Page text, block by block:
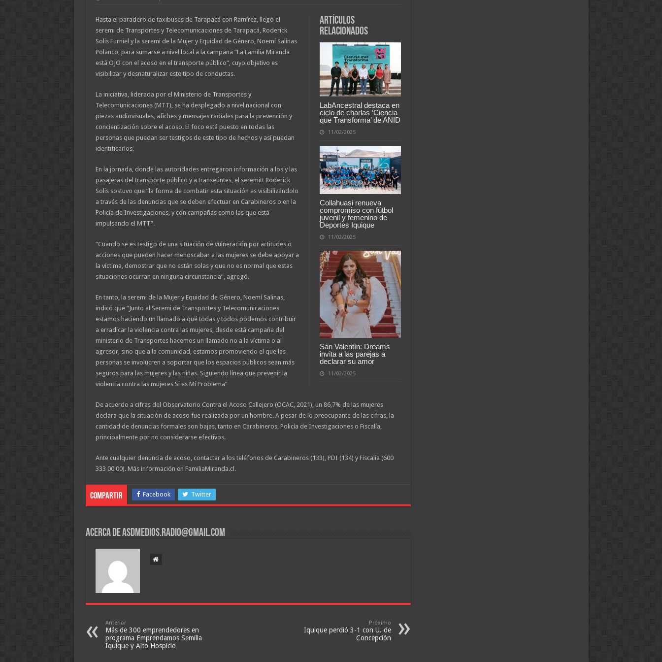
Artículos
relacionados
LabAncestral destaca en
ciclo de charlas ‘Ciencia
que Transforma’ de ANID
11/02/2025
Collahuasi renueva
compromiso con fútbol
juvenil y femenino de
Deportes Iquique
11/02/2025
San Valentín: Dreams
invita a las parejas a
declarar su amor
11/02/2025
Hasta el paradero de taxibuses de Tarapacá con Ramírez, llegó el
seremi de Transportes y Telecomunicaciones de Tarapacá, Roderick
Solís Furniel y la seremi de la Mujer y Equidad de Género, Noemí Salinas
Polanco, para sumarse a nivel local a la campaña “La Familia Miranda
está OJO con el acoso en el transporte público”, cuyo objetivo es
visibilizar y desnaturalizar este tipo de conductas.
La iniciativa, liderada por el Ministerio de Transportes y
Telecomunicaciones (MTT), se ha desplegado a nivel nacional con
piezas audiovisuales, afiches y mensajes radiales para la prevención y
concientización sobre el acoso. El foco está puesto en todas las
personas que puedan ser testigos de este tipo de hechos y así puedan
identificarlos.
En la jornada, donde las autoridades entregaron información a los y las
pasajeras del transporte público y a transeúntes, el seremitt Roderick
Solís sostuvo que “la forma de combatir esta situación es visibilizándolo
a través de las denuncias que se deben efectuar en Carabineros o en la
Policía de Investigaciones, y con campañas como las que está
impulsando el MTT”.
“Cuando se es testigo de una situación de vulneración por actitudes o
acciones que pueden hacer menoscabar a las mujeres se debe apoyar a
la víctima, demostrar que no están solas y que no es normal que estas
situaciones ocurran en ninguna circunstancia”, agregó.
En tanto, la seremi de la Mujer y Equidad de Género, Noemí Salinas,
indicó que “Junto al Seremi de Transportes y Telecomunicaciones
estamos haciendo un llamado a qué todas y todos podemos contribuir
a erradicar la violencia contra las mujeres, desde está campaña del
ministerio de Transportes hacemos un llamado no a la víctima o al
agresor, sino que a la comunidad, estamos promoviendo el que las
personas se involucren a soportar que los espacios públicos sean más
seguros para las mujeres y las niñas. Siguiendo línea que prevenir la
violencia contra las mujeres Si es Mí Problema”
De acuerdo a cifras del Observatorio Contra el Acoso Callejero (OCAC, 2021), un 86,7% de las mujeres
declara que la situación de acoso fue realizada por un hombre. A pesar de lo preocupante de las cifras, la
cantidad de denuncias formales son bajas, tanto en Carabineros, Policía de Investigaciones o Fiscalía,
principalmente por no considerarse efectivos.
Ante cualquier denuncia de acoso, contactar a los teléfonos de Carabineros (133), PDI (134) y Fiscalía (600
333 00 00). Más información en FamiliaMiranda.cl.
Compartir Facebook Twitter
Acerca de asdmedios.radio@gmail.com
Anterior
Más de 300 emprendedores en
programa Emprendamos Semilla
Iquique y Alto Hospicio
Próximo
Iquique perdió 3-1 con U. de
Concepción